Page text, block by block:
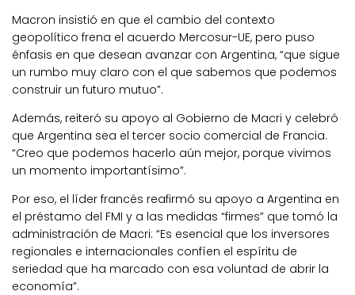
Macron insistió en que el cambio del contexto
geopolítico frena el acuerdo Mercosur-UE, pero puso
énfasis en que desean avanzar con Argentina, “que sigue
un rumbo muy claro con el que sabemos que podemos
construir un futuro mutuo”.
Además, reiteró su apoyo al Gobierno de Macri y celebró
que Argentina sea el tercer socio comercial de Francia.
“Creo que podemos hacerlo aún mejor, porque vivimos
un momento importantísimo”.
Por eso, el líder francés reafirmó su apoyo a Argentina en
el préstamo del FMI y a las medidas “firmes” que tomó la
administración de Macri: “Es esencial que los inversores
regionales e internacionales confíen el espíritu de
seriedad que ha marcado con esa voluntad de abrir la
economía”.